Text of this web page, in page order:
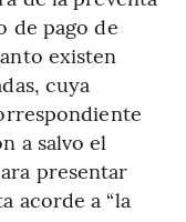
de pago de
existen
cuya
a salvo el
presentar
acorde a “la